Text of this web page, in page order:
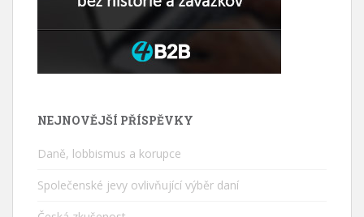
NEJNOVĚJŠÍ PŘÍSPĚVKY
Daně, lobbismus a korupce
Společenské jevy ovlivňující výběr daní